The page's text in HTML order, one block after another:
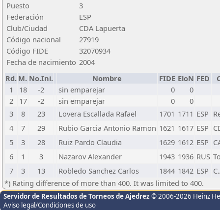
Puesto
3
Federación
ESP
Club/Ciudad
CDA Lapuerta
Código nacional
27919
Código FIDE
32070934
Fecha de nacimiento 2004
Rd. M. No.Ini. Nombre FIDE EloN FED
1
18 -2 sin emparejar 0
0
2
17 -2 sin emparejar 0
0
3
8 23 Lovera Escallada Rafael 1701 1711 ESP
4
7 29 Rubio Garcia Antonio Ramon 1621 1617 ESP
5
3 28 Ruiz Pardo Claudia 1629 1612 ESP
6
1 3 Nazarov Alexander 1943 1936 RUS
7
3 13 Robledo Sanchez Carlos 1844 1842 ESP
*) Rating difference of more than 400. It was limited to 400.
Servidor de Resultados de Torneos de Ajedrez © 2006-2026 Heinz
Aviso legal/Condiciones de uso